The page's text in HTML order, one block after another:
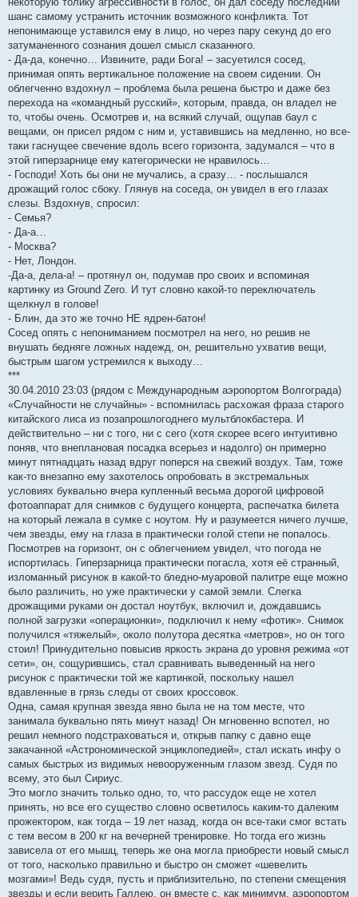
шанс самому устранить источник возможного конфликта. Тот
непонимающе уставился ему в лицо, но через пару секунд до его
затуманенного сознания дошел смысл сказанного.
- Да-да, конечно… Извините, ради Бога! – засуетился сосед,
принимая опять вертикальное положение на своем сидении. Он
облегченно вздохнул – проблема была решена быстро и даже без
перехода на «командный русский», которым, правда, он владел не
то, чтобы очень. Осмотрев и, на всякий случай, ощупав баул с
вещами, он присел рядом с ним и, уставившись на медленно, но все-
таки гаснущее свечение вдоль всего горизонта, задумался – что в
этой гиперзарнице ему категорически не нравилось…
- Господи! Хоть бы они не мучались, а сразу… - послышался
дрожащий голос сбоку. Глянув на соседа, он увидел в его глазах
слезы. Вздохнув, спросил:
- Семья?
- Да-а…
- Москва?
- Нет, Лондон.
-Да-а, дела-а! – протянул он, подумав про своих и вспоминая
картинку из Ground Zero. И тут словно какой-то переключатель
щелкнул в голове!
- Блин, да это же точно НЕ ядрен-батон!
Сосед опять с непониманием посмотрел на него, но решив не
внушать бедняге ложных надежд, он, решительно ухватив вещи,
быстрым шагом устремился к выходу…
***
30.04.2010 23:03 (рядом с Международным аэропортом Волгограда)
«Случайности не случайны» - вспомнилась расхожая фраза старого
китайского лиса из позапрошлогоднего мультблокбастера. И
действительно – ни с того, ни с сего (хотя скорее всего интуитивно
поняв, что внеплановая посадка всерьез и надолго) он примерно
минут пятнадцать назад вдруг поперся на свежий воздух. Там, тоже
как-то внезапно ему захотелось опробовать в экстремальных
условиях буквально вчера купленный весьма дорогой цифровой
фотоаппарат для снимков с будущего концерта, распечатка билета
на который лежала в сумке с ноутом. Ну и разумеется ничего лучше,
чем звезды, ему на глаза в практически голой степи не попалось.
Посмотрев на горизонт, он с облегчением увидел, что погода не
испортилась. Гиперзарница практически погасла, хотя её странный,
изломанный рисунок в какой-то бледно-муаровой палитре еще можно
было различить, но уже практически у самой земли. Слегка
дрожащими руками он достал ноутбук, включил и, дождавшись
полной загрузки «операционки», подключил к нему «фотик». Снимок
получился «тяжелый», около полутора десятка «метров», но он того
стоил! Принудительно повысив яркость экрана до уровня режима «от
сети», он, сощурившись, стал сравнивать выведенный на него
рисунок с практически той же картинкой, поскольку нашел
вдавленные в грязь следы от своих кроссовок.
Одна, самая крупная звезда явно была не на том месте, что
занимала буквально пять минут назад! Он мгновенно вспотел, но
решил немного подстраховаться и, открыв папку с давно еще
закачанной «Астрономической энциклопедией», стал искать инфу о
самых быстрых из видимых невооруженным глазом звезд. Судя по
всему, это был Сириус.
Это могло значить только одно, то, что рассудок еще не хотел
принять, но все его существо словно осветилось каким-то далеким
прожектором, как тогда – 19 лет назад, когда он все-таки смог встать
с тем весом в 200 кг на вечерней тренировке. Но тогда его жизнь
зависела от его мышц, теперь же она могла приобрести новый смысл
от того, насколько правильно и быстро он сможет «шевелить
мозгами»! Ведь судя, пусть и приблизительно, по степени смещения
звезды и если верить Галлею, он вместе с, как минимум, аэропортом